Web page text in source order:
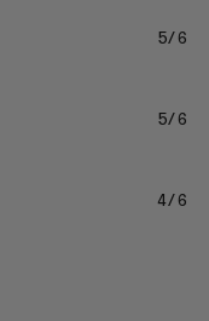
5/6
5/6
4/6